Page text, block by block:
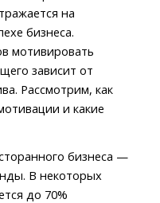
на
бизнеса.
мотивировать
зависит от
Рассмотрим, как
и какие
бизнеса —
В некоторых
до 70%